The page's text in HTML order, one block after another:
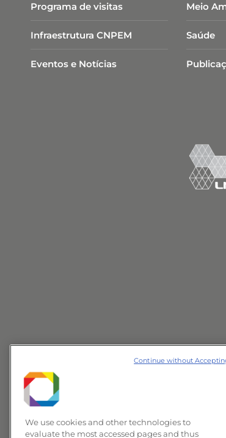
Programa de visitas
Infraestrutura CNPEM
Eventos e Notícias
Meio
Saúde
We use cookies and other technologies to
evaluate the most accessed pages and thus
Continue without